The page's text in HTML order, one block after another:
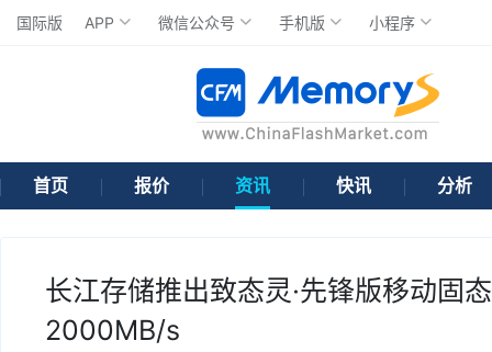
国际版 APP 微信公众号 手机版 小程序
首页 报价 资讯 快讯 分析
长江存储推出致态灵·先锋版移动固
2000MB/s